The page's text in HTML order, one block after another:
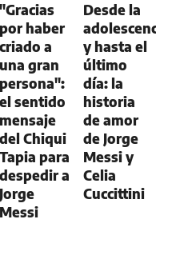
"Gracias
por haber
criado a
una gran
persona":
el sentido
mensaje
del Chiqui
Tapia para
despedir a
Jorge
Messi
Desde la
adolescencia
y hasta el
último
día: la
historia
de amor
de Jorge
Messi y
Celia
Cuccittini